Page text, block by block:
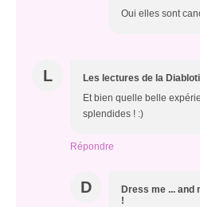
Oui elles sont
L Les lectures de la
Et bien quelle belle
splendides ! :)
Répondre
D
Dress me ... and
!